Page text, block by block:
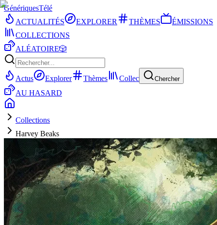
GénériquesTélé
ACTUALITÉS
EXPLORER THÈMES
ÉMISSIONS
COLLECTIONS
ALÉATOIRE🎲
Actus Explorer Thèmes Collec Chercher
AU HASARD
Collections
Harvey Beaks